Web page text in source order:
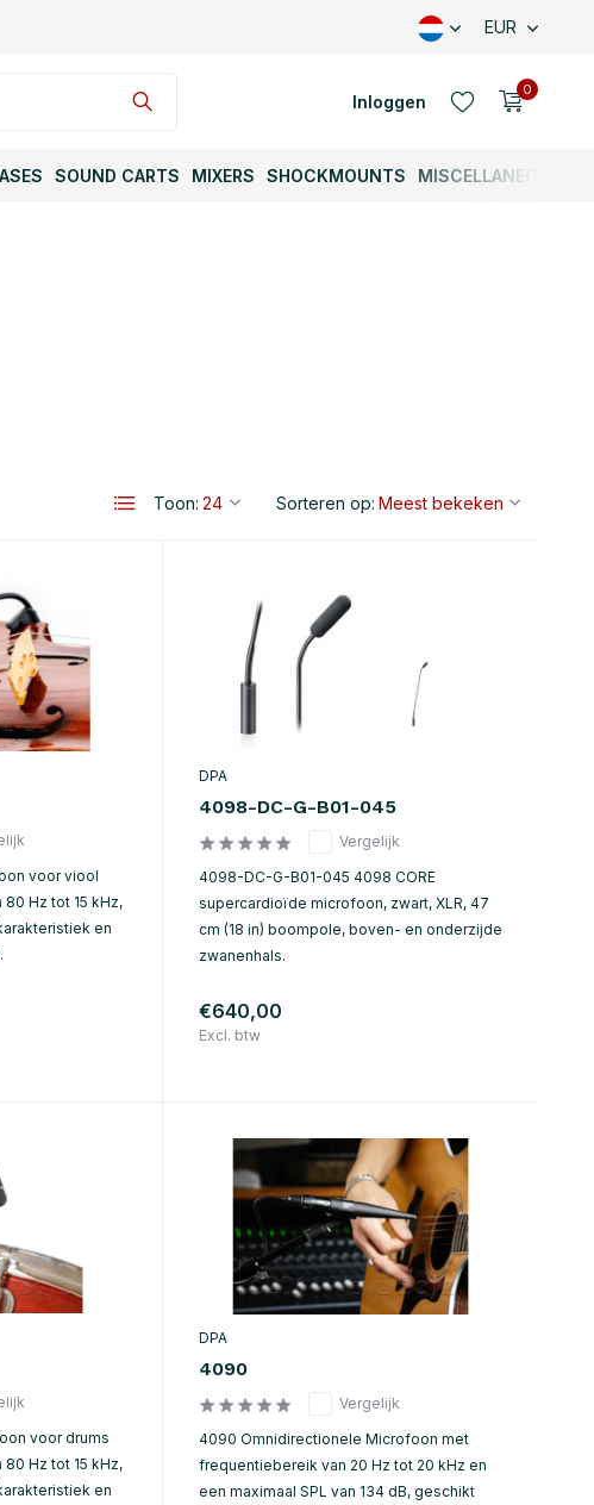
EUR
Inloggen
0
SOUND CARTS MIXERS SHOCKMOUNTS MISCELLANEOUS
Toon: Sorteren op:
voor viool
Hz tot 15 kHz,
en
DPA
4098-DC-G-B01-045
Vergelijk
4098-DC-G-B01-045 4098 CORE
supercardioïde microfoon, zwart, XLR, 47
cm (18 in) boompole, boven- en onderzijde
zwanenhals.
€640,00
Excl. btw
voor drums
Hz tot 15 kHz,
en
DPA
4090
Vergelijk
4090 Omnidirectionele Microfoon met
frequentiebereik van 20 Hz tot 20 kHz en
een maximaal SPL van 134 dB, geschikt